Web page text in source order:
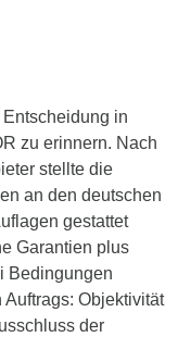
in
zu erinnern. Nach
stellte die
an den deutschen
gestattet
Garantien plus
Bedingungen
Objektivität
der